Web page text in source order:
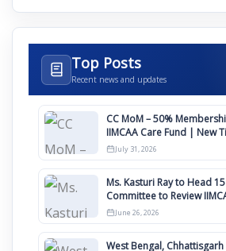
Top Posts
Recent news and updates
CC MoM – 50%
IIMCAA Care Fund | New
Awards 2027
July 31, 2026
Ms. Kasturi Ray to Head
Committee to Review
Clauses for Constitution
June 26, 2026
West Bengal,